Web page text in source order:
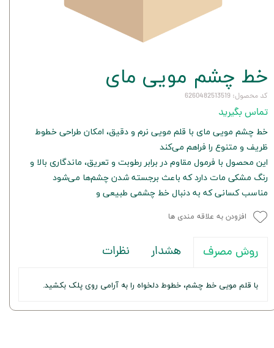
خط چشم مویی مای
کد محصول: 6260482513519
تماس بگیرید
خط چشم مویی مای با قلم مویی نرم و دقیق، امکان طراحی خطوط
ظریف و متنوع را فراهم می‌کند
این محصول با فرمول مقاوم در برابر رطوبت و تعریق، ماندگاری بالا و
رنگ مشکی مات دارد که باعث برجسته شدن چشم‌ها می‌شود
مناسب کسانی که به دنبال خط چشمی طبیعی و
افزودن به علاقه مندی ها
روش مصرف هشدار نظرات
با قلم مویی خط چشم، خطوط دلخواه را به آرامی روی پلک بکشید.